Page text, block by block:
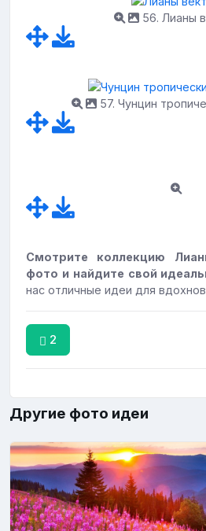
56. Лианы
57. Чунцин
Смотрите коллекцию
фото и найдите свой
нас отличные идеи для
2
Другие фото идеи